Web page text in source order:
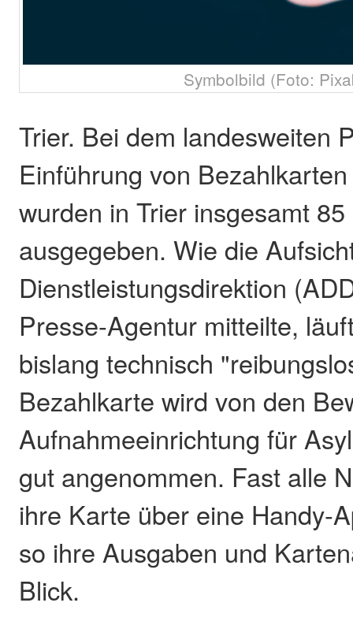
Symbolbild (Foto:
Trier. Bei dem landesweiten
Einführung von
wurden in Trier insgesamt
ausgegeben. Wie die
Dienstleistungsdirektion
Presse-Agentur mitteilte,
bislang technisch
Bezahlkarte wird von den
Aufnahmeeinrichtung für
gut angenommen. Fast alle
ihre Karte über eine Handy-
so ihre Ausgaben und
Blick.